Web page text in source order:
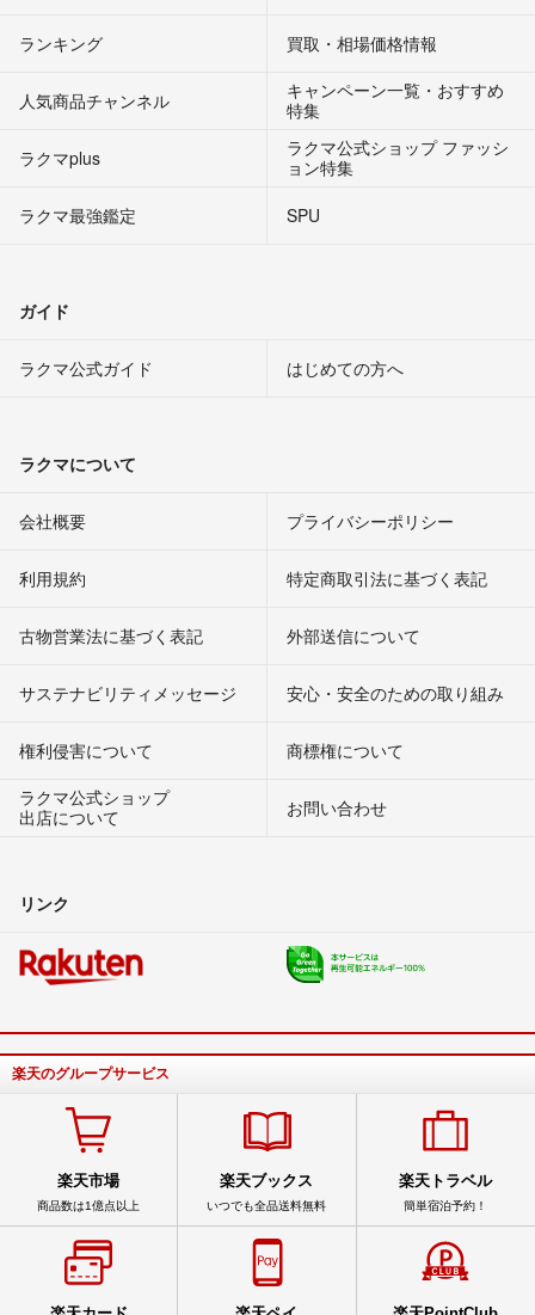
ランキング 買取・相場価格情報
人気商品チャンネル
キャンペーン一覧・おすすめ
特集
ラクマplus
ラクマ公式ショップ ファッシ
ョン特集
ラクマ最強鑑定
SPU
ガイド
ラクマ公式ガイド はじめての方へ
ラクマについて
会社概要 プライバシーポリシー
利用規約 特定商取引法に基づく表記
古物営業法に基づく表記 外部送信について
サステナビリティメッセージ 安心・安全のための取り組み
権利侵害について
商標権について
ラクマ公式ショップ
出店について
お問い合わせ
リンク
楽天のグループサービス
楽天市場
商品数は1億点以上
楽天ブックス
いつでも全品送料無料
楽天トラベル
簡単宿泊予約！